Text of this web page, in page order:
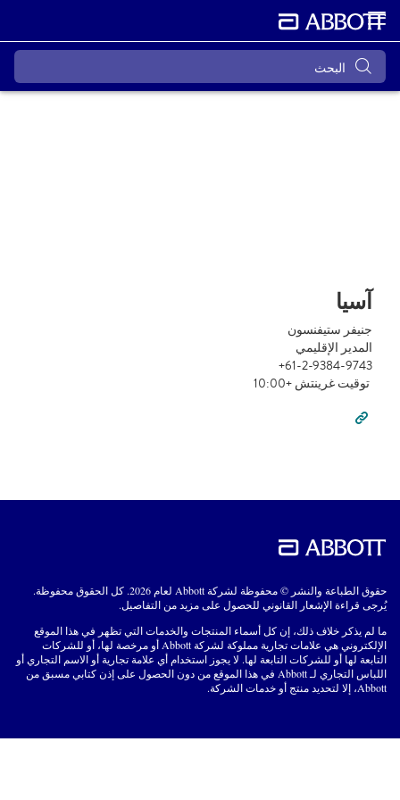
آسيا
جنيفر ستيفنسون
المدير الإقليمي
‪+61-2-9384-9743
‬‬‬‬‬ توقيت غرينتش +10:00
حقوق الطباعة والنشر © محفوظة لشركة Abbott لعام 2026. كل الحقوق محفوظة.
يُرجى قراءة الإشعار القانوني للحصول على مزيد من التفاصيل.
ما لم يذكر خلاف ذلك، إن كل أسماء المنتجات والخدمات التي تظهر في هذا الموقع
الإلكتروني هي علامات تجارية مملوكة لشركة Abbott أو مرخصة لها، أو للشركات
التابعة لها أو للشركات التابعة لها. لا يجوز استخدام أي علامة تجارية أو الاسم التجاري أو
اللباس التجاري لـ Abbott في هذا الموقع من دون الحصول على إذن كتابي مسبق من
Abbott، إلا لتحديد منتج أو خدمات الشركة.